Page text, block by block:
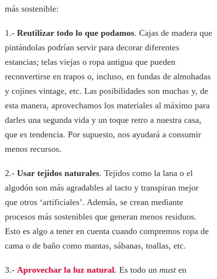
más sostenible:
1.- Reutilizar todo lo que podamos. Cajas de madera que
pintándolas podrían servir para decorar diferentes
estancias; telas viejas o ropa antigua que pueden
reconvertirse en trapos o, incluso, en fundas de almohadas
y cojines vintage, etc. Las posibilidades son muchas y, de
esta manera, aprovechamos los materiales al máximo para
darles una segunda vida y un toque retro a nuestra casa,
que es tendencia. Por supuesto, nos ayudará a consumir
menos recursos.
2.- Usar tejidos naturales. Tejidos como la lana o el
algodón son más agradables al tacto y transpiran mejor
que otros ‘artificiales’. Además, se crean mediante
procesos más sostenibles que generan menos residuos.
Esto es algo a tener en cuenta cuando compremos ropa de
cama o de baño como mantas, sábanas, toallas, etc.
3.- Aprovechar la luz natural. Es todo un musten